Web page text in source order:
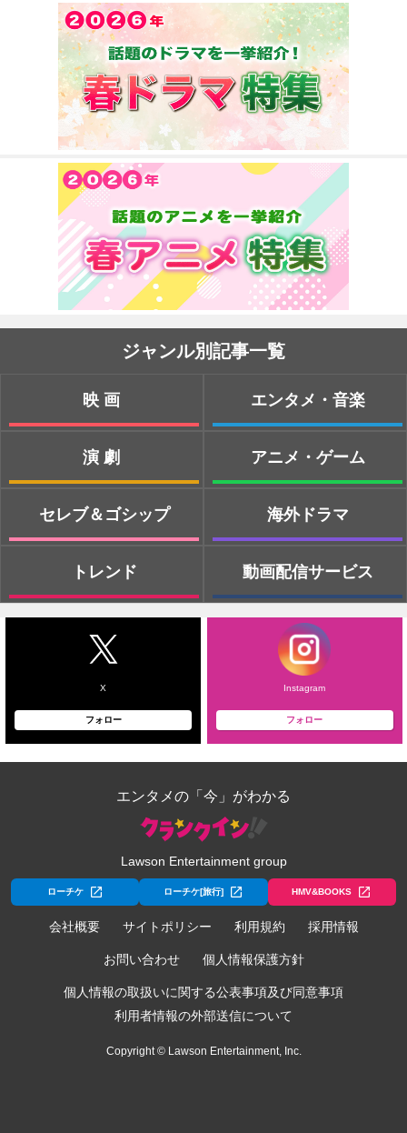
ジャンル別記事一覧
映画
演劇
セレブ＆ゴシップ
トレンド
エンタメ・音楽
アニメ・ゲーム
海外ドラマ
動画配信サービス
X
フォロー
Instagram
フォロー
エンタメの「今」がわかる
Lawson Entertainment group
ローチケ ローチケ[旅行] HMV&BOOKS
会社概要 サイトポリシー 利用規約 採用情報
お問い合わせ 個人情報保護方針
個人情報の取扱いに関する公表事項及び同意事項
利用者情報の外部送信について
Copyright © Lawson Entertainment, Inc.